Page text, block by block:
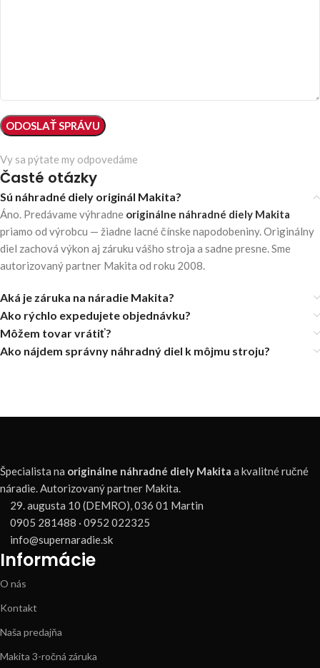
Vy sa pýtate my odpovedáme
Časté otázky
Sú náhradné diely originál Makita?
Áno. Predávame výhradne originálne náhradné diely Makita
priamo od výrobcu — žiadne lacné čínske napodobeniny. Originálny
diel zachová výkon aj záruku vášho stroja a sadne presne. Sme
autorizovaný partner Makita od roku 2008.
Aká je záruka na náradie Makita?
Ako rýchlo expedujete objednávku?
Môžem tovar vrátiť?
Ako nájdem správny náhradný diel k môjmu stroju?
Špecialista na originálne náhradné diely Makita a kvalitné ručné
náradie. Autorizovaný partner Makita.
29. augusta 10 (DEMRO), 036 01 Martin
0905 281488 · 0952 022325
info@supernaradie.sk
Informácie
O nás
Kontakt
Naša predajňa
Makita 3-ročná záruka